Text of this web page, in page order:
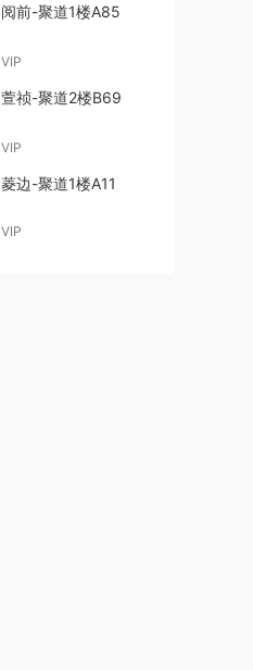
阅前-聚道1楼A85
VIP
萱祯-聚道2楼B69
VIP
菱边-聚道1楼A11
VIP